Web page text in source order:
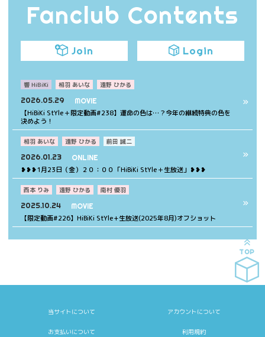
Fanclub Contents
Join Login
響 HiBiKi 相羽 あいな 遠野 ひかる
2026.05.29 MOVIE
【HiBiKi StYle＋限定動画#238】運命の色は…？今年の継続特典の色を
決めよう！
相羽 あいな 遠野 ひかる 前田 誠二
2026.01.23 ONLINE
❥❥❥1月23日（金）２０：００「HiBiKi StYle＋生放送」❥❥❥
西本 りみ 遠野 ひかる 南村 優羽
2025.10.24 MOVIE
【限定動画#226】HiBiKi StYle+生放送(2025年8月)オフショット
TOP
当サイトについて アカウントについて
お支払いについて 利用規約